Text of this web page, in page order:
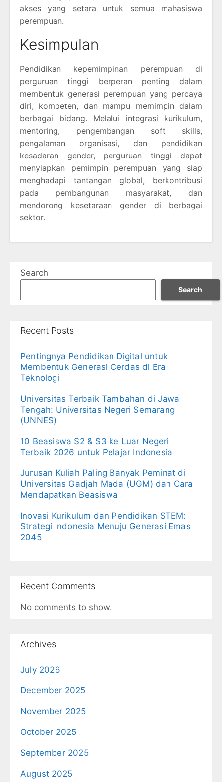
akses yang setara untuk semua mahasiswa
perempuan.
Kesimpulan
Pendidikan kepemimpinan perempuan di
perguruan tinggi berperan penting dalam
membentuk generasi perempuan yang percaya
diri, kompeten, dan mampu memimpin dalam
berbagai bidang. Melalui integrasi kurikulum,
mentoring, pengembangan soft skills,
pengalaman organisasi, dan pendidikan
kesadaran gender, perguruan tinggi dapat
menyiapkan pemimpin perempuan yang siap
menghadapi tantangan global, berkontribusi
pada pembangunan masyarakat, dan
mendorong kesetaraan gender di berbagai
sektor.
Search
Search
Recent Posts
Pentingnya Pendidikan Digital untuk
Membentuk Generasi Cerdas di Era
Teknologi
Universitas Terbaik Tambahan di Jawa
Tengah: Universitas Negeri Semarang
(UNNES)
10 Beasiswa S2 & S3 ke Luar Negeri
Terbaik 2026 untuk Pelajar Indonesia
Jurusan Kuliah Paling Banyak Peminat di
Universitas Gadjah Mada (UGM) dan Cara
Mendapatkan Beasiswa
Inovasi Kurikulum dan Pendidikan STEM:
Strategi Indonesia Menuju Generasi Emas
2045
Recent Comments
No comments to show.
Archives
July 2026
December 2025
November 2025
October 2025
September 2025
August 2025